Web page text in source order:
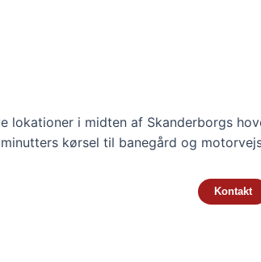
Kontakt
i midten af Skanderborgs
kørsel til banegård og